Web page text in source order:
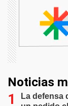
Noticias
La defensa